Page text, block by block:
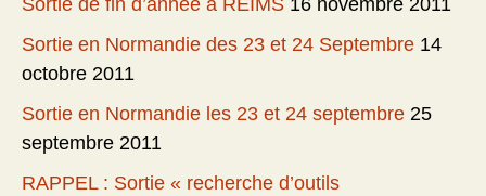
Sortie de fin d’année à REIMS 16 novembre 2011
Sortie en Normandie des 23 et 24 Septembre 14
octobre 2011
Sortie en Normandie les 23 et 24 septembre 25
septembre 2011
RAPPEL : Sortie « recherche d’outils